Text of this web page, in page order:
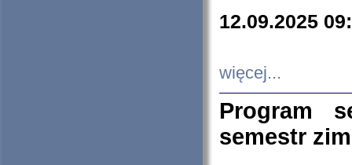
12.09.2025
więcej...
Program
semestr